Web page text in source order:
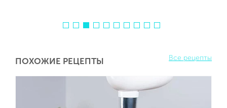
ПОХОЖИЕ РЕЦЕПТЫ Все рецепты